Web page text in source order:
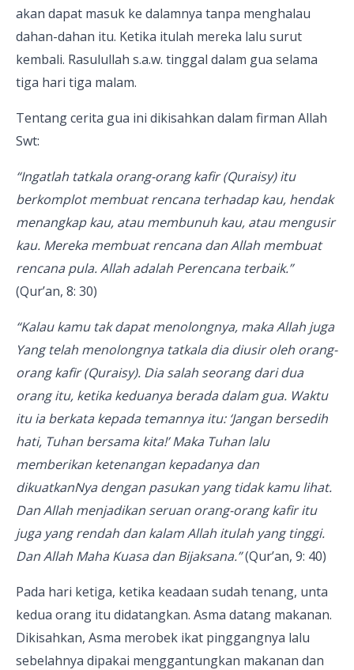
akan dapat masuk ke dalamnya tanpa menghalau
dahan-dahan itu. Ketika itulah mereka lalu surut
kembali. Rasulullah s.a.w. tinggal dalam gua selama
tiga hari tiga malam.
Tentang cerita gua ini dikisahkan dalam firman Allah
Swt:
“Ingatlah tatkala orang-orang kafir (Quraisy) itu
berkomplot membuat rencana terhadap kau, hendak
menangkap kau, atau membunuh kau, atau mengusir
kau. Mereka membuat rencana dan Allah membuat
rencana pula. Allah adalah Perencana terbaik.”
(Qur’an, 8: 30)
“Kalau kamu tak dapat menolongnya, maka Allah juga
Yang telah menolongnya tatkala dia diusir oleh orang-
orang kafir (Quraisy). Dia salah seorang dari dua
orang itu, ketika keduanya berada dalam gua. Waktu
itu ia berkata kepada temannya itu: ‘Jangan bersedih
hati, Tuhan bersama kita!’ Maka Tuhan lalu
memberikan ketenangan kepadanya dan
dikuatkanNya dengan pasukan yang tidak kamu lihat.
Dan Allah menjadikan seruan orang-orang kafir itu
juga yang rendah dan kalam Allah itulah yang tinggi.
Dan Allah Maha Kuasa dan Bijaksana.”(Qur’an, 9: 40)
Pada hari ketiga, ketika keadaan sudah tenang, unta
kedua orang itu didatangkan. Asma datang makanan.
Dikisahkan, Asma merobek ikat pinggangnya lalu
sebelahnya dipakai menggantungkan makanan dan